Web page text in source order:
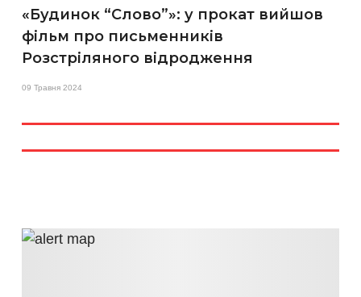
«Будинок “Слово”»: у прокат вийшов
фільм про письменників
Розстріляного відродження
09 Травня 2024